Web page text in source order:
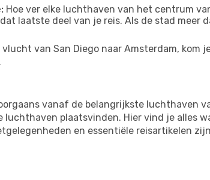
Hoe ver elke luchthaven van het centrum
laatste deel van je reis. Als de stad meer
van San Diego naar Amsterdam, kom
vanaf de belangrijkste luchthaven
plaatsvinden. Hier vind je alles
en essentiële reisartikelen